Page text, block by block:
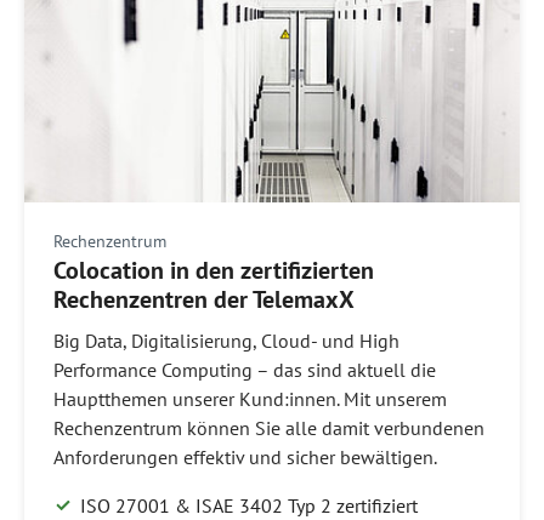
Rechenzentrum
Colocation in den zertifizierten
Rechenzentren der TelemaxX
Big Data, Digitalisierung, Cloud- und High
Performance Computing – das sind aktuell die
Hauptthemen unserer Kund:innen. Mit unserem
Rechenzentrum können Sie alle damit verbundenen
Anforderungen effektiv und sicher bewältigen.
ISO 27001 & ISAE 3402 Typ 2 zertifiziert